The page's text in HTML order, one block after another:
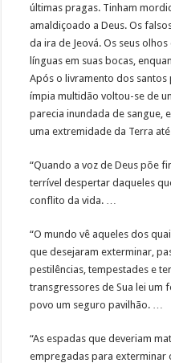
últimas pragas. Tinham
amaldiçoado a Deus. Os
da ira de Jeová. Os seus
línguas em suas bocas,
Após o livramento dos santos
ímpia multidão voltou-se de
parecia inundada de sangue,
uma extremidade da Terra até
“Quando a voz de Deus põe
terrível despertar daqueles
conflito da vida. …
“O mundo vê aqueles dos
que desejaram exterminar,
pestilências, tempestades e
transgressores de Sua lei um
povo um seguro pavilhão. …
“As espadas que deveriam
empregadas para exterminar